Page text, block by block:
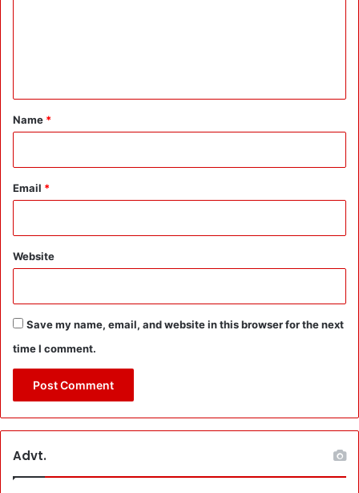
मं
त्री
*
Name *
Email *
Website
Save my name, email, and website in this browser for the next
time I comment.
Advt.